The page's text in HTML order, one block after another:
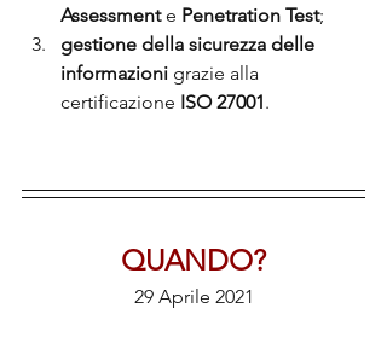
Assessment e Penetration Test;
gestione della sicurezza delle
informazioni grazie alla
certificazione ISO 27001.
QUANDO?
29 Aprile 2021